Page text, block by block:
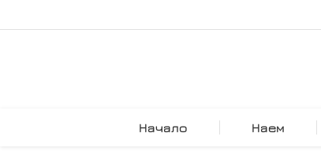
Начало Наем